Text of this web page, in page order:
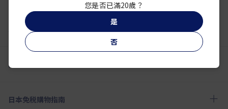
賬戶信息
幫助中心
日本免税購物指南
您是否已滿20歲？
是
否